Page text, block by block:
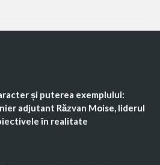
și puterea exemplului:
adjutant Răzvan Moise, liderul
în realitate